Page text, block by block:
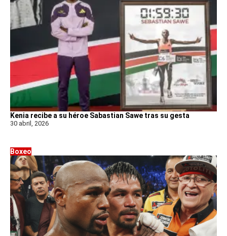
Kenia recibe a su héroe Sabastian Sawe tras su gesta
30 abril, 2026
Boxeo